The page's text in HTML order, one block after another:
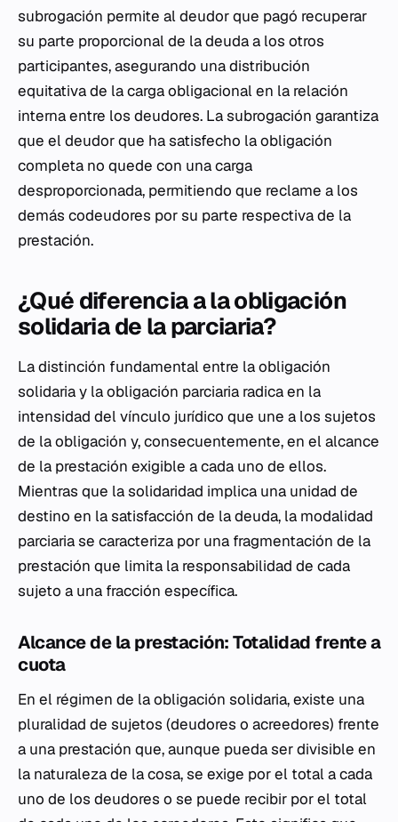
subrogación permite al deudor que pagó recuperar
su parte proporcional de la deuda a los otros
participantes, asegurando una distribución
equitativa de la carga obligacional en la relación
interna entre los deudores. La subrogación garantiza
que el deudor que ha satisfecho la obligación
completa no quede con una carga
desproporcionada, permitiendo que reclame a los
demás codeudores por su parte respectiva de la
prestación.
¿Qué diferencia a la obligación
solidaria de la parciaria?
La distinción fundamental entre la obligación
solidaria y la obligación parciaria radica en la
intensidad del vínculo jurídico que une a los sujetos
de la obligación y, consecuentemente, en el alcance
de la prestación exigible a cada uno de ellos.
Mientras que la solidaridad implica una unidad de
destino en la satisfacción de la deuda, la modalidad
parciaria se caracteriza por una fragmentación de la
prestación que limita la responsabilidad de cada
sujeto a una fracción específica.
Alcance de la prestación: Totalidad frente a
cuota
En el régimen de la obligación solidaria, existe una
pluralidad de sujetos (deudores o acreedores) frente
a una prestación que, aunque pueda ser divisible en
la naturaleza de la cosa, se exige por el total a cada
uno de los deudores o se puede recibir por el total